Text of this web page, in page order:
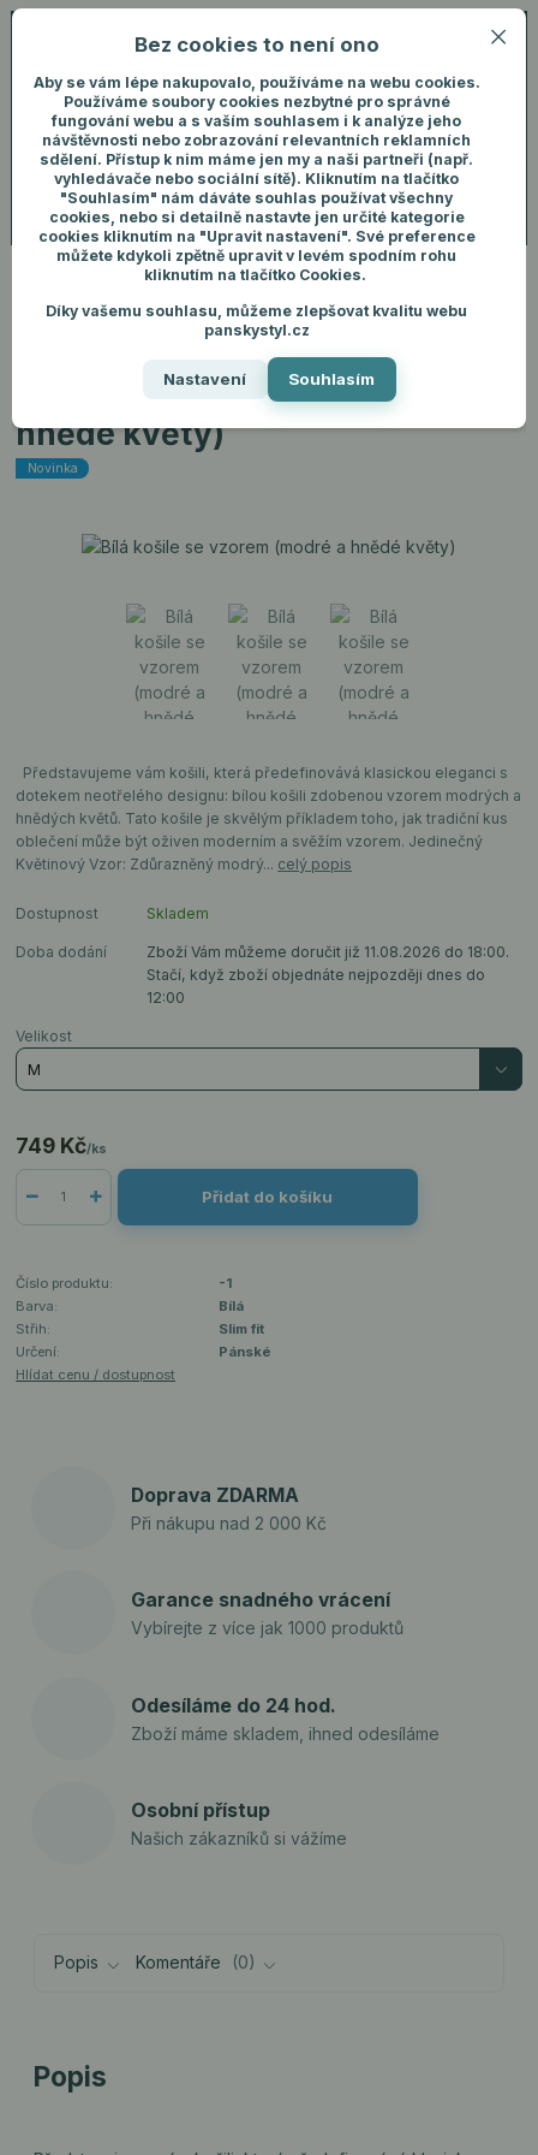
Menu
+420 731 292 460
Přihlášení
Hledat
ks
Úvod Pánské oblečení Košile
Bílá košile se vzorem (modré a hnědé
Bílá košile se vzorem (modré a
hnědé květy)
Novinka
Představujeme vám košili, která předefinovává klasickou eleganci s
dotekem neotřelého designu: bílou košili zdobenou vzorem modrých a
hnědých květů. Tato košile je skvělým příkladem toho, jak tradiční kus
oblečení může být oživen moderním a svěžím vzorem. Jedinečný
Květinový Vzor: Zdůrazněný modrý... celý popis
Dostupnost Skladem
Doba dodání
Zboží Vám můžeme doručit již 11.08.2026 do 18:00.
Stačí, když zboží objednáte nejpozději dnes do
12:00
Velikost
749 Kč/ks
Přidat do košíku
Číslo produktu:
-1
Barva:
Bílá
Střih:
Slim fit
Určení:
Pánské
Hlídat cenu / dostupnost
Doprava ZDARMA
Při nákupu nad 2 000 Kč
Garance snadného vrácení
Vybírejte z více jak 1000 produktů
Odesíláme do 24 hod.
Zboží máme skladem, ihned odesíláme
Osobní přístup
Našich zákazníků si vážíme
Popis Komentáře 0
Popis
Bez cookies to není ono
Aby se vám lépe nakupovalo, používáme na webu cookies.
Používáme soubory cookies nezbytné pro správné
fungování webu a s vaším souhlasem i k analýze jeho
návštěvnosti nebo zobrazování relevantních reklamních
sdělení. Přístup k nim máme jen my a naši partneři (např.
vyhledávače nebo sociální sítě). Kliknutím na tlačítko
"Souhlasím" nám dáváte souhlas používat všechny
cookies, nebo si detailně nastavte jen určité kategorie
cookies kliknutím na "Upravit nastavení". Své preference
můžete kdykoli zpětně upravit v levém spodním rohu
kliknutím na tlačítko Cookies.
Díky vašemu souhlasu, můžeme zlepšovat kvalitu webu
panskystyl.cz
Nastavení Souhlasím